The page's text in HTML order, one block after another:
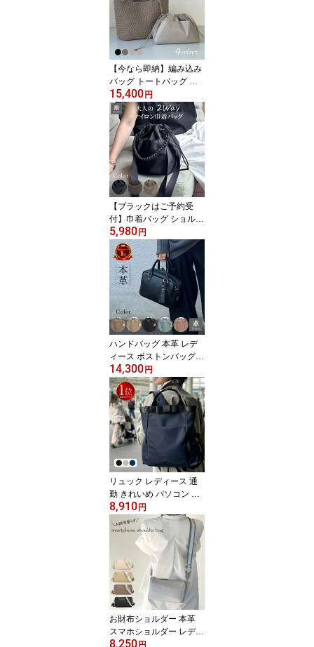
ニバッグ ミニショルダー
パデット 編み込み メッ
シュ イントレチャート
小さめ きれいめ 高密度
ナイロン おしゃれ 可愛
い リッカーズ
【今なら即納】編み込み
バッグ トートバッグ 編
み込みトート メッシュト
ートバッグ レディース
通勤 A4 大容量 軽量 上品
おしゃれ ネオプレーン
ネオプレン マザーズバッ
グ 巾着バッグ 編込み 編
みバッグ 自立 洗える 肩
掛け きれいめ リッカー
ズ PADMA
15,400 円
【ブラックはご予約受
付】巾着バッグ ショルダ
ー 2WAY ショルダーバッ
グ ナイロン ハンドバッ
グ ドローストリングバッ
グ ポシェット レディー
スミニ トート ペットボ
トル ワンハンドル バッ
グ 2way ドロストバッグ
おしゃれ 黒 ブラック 巾
着 手提げ
5,980 円
ハンドバッグ 本革 レデ
ィース ボストンバッグ
レザーバッグ 小さめ ミ
ニボストン 軽量 A5 2wa
y ショルダー ストラップ
付 四角 レザー セレモニ
ー 通勤 結婚式 入学式 卒
業式 七五三 オケージョ
ン フォーマル 革バッグ
ブラック
14,300 円
リュック レディース 通
勤 きれいめ パソコン A4
軽い おしゃれ ビジネス
かばん 上品 リュックサ
ック ナイロン リボン 背
面ファスナー 大人 軽量
女性 ブラック 黒 ネイビ
ー グレージュ 機能的 背
面ポケット 保冷ポケット
8,910 円
お財布ショルダー 本革
スマホショルダー レディ
ース 財布ポシェット シ
8,250 円